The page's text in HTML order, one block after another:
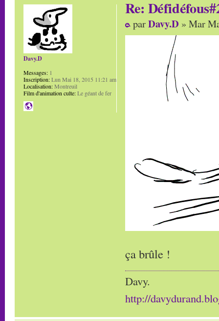
Re:
parDavy.D » Mar
ça brûle !
Davy.
http://
Davy.D
Messages: 1
Inscription:Lun Mai 18, 2015 11:21 am
Localisation:Montreuil
Film d'animation culte:Le géant de fer